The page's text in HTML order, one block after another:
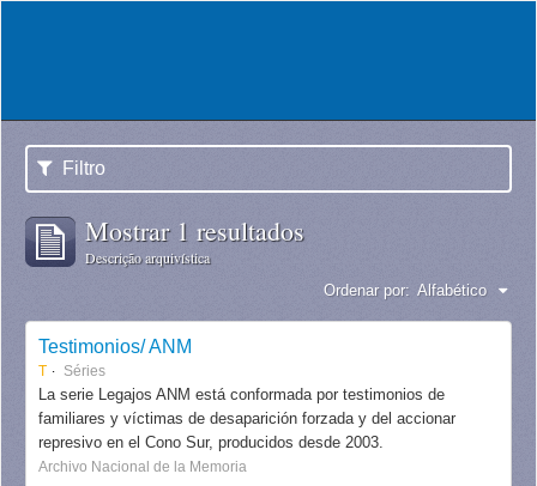
Filtro
Mostrar 1 resultados
Descrição arquivística
Ordenar por: Alfabético
Testimonios/ ANM
T Séries
La serie Legajos ANM está conformada por testimonios de
familiares y víctimas de desaparición forzada y del accionar
represivo en el Cono Sur, producidos desde 2003.
Archivo Nacional de la Memoria